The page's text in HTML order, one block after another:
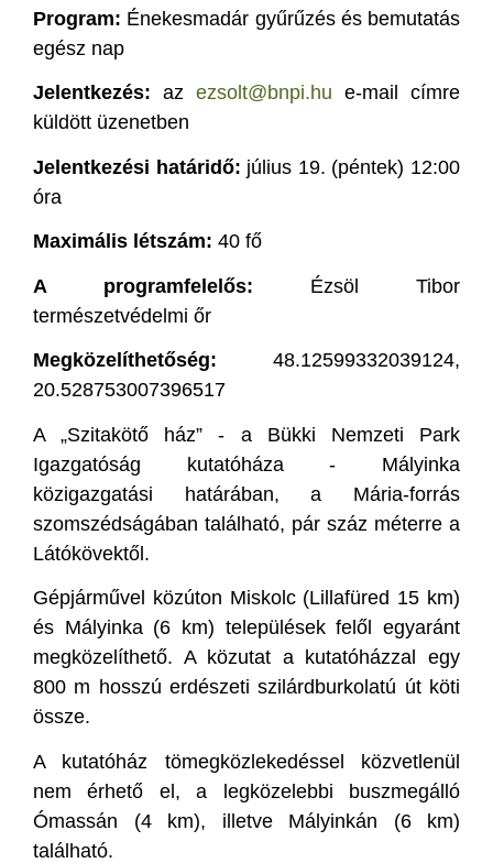
Program: Énekesmadár gyűrűzés és bemutatás
egész nap
Jelentkezés: az ezsolt@bnpi.hu e-mail címre
küldött üzenetben
Jelentkezési határidő: július 19. (péntek) 12:00
óra
Maximális létszám: 40 fő
A programfelelős: Ézsöl Tibor
természetvédelmi őr
Megközelíthetőség: 48.12599332039124,
20.528753007396517
A „Szitakötő ház” - a Bükki Nemzeti Park
Igazgatóság kutatóháza - Mályinka
közigazgatási határában, a Mária-forrás
szomszédságában található, pár száz méterre a
Látókövektől.
Gépjárművel közúton Miskolc (Lillafüred 15 km)
és Mályinka (6 km) települések felől egyaránt
megközelíthető. A közutat a kutatóházzal egy
800 m hosszú erdészeti szilárdburkolatú út köti
össze.
A kutatóház tömegközlekedéssel közvetlenül
nem érhető el, a legközelebbi buszmegálló
Ómassán (4 km), illetve Mályinkán (6 km)
található.